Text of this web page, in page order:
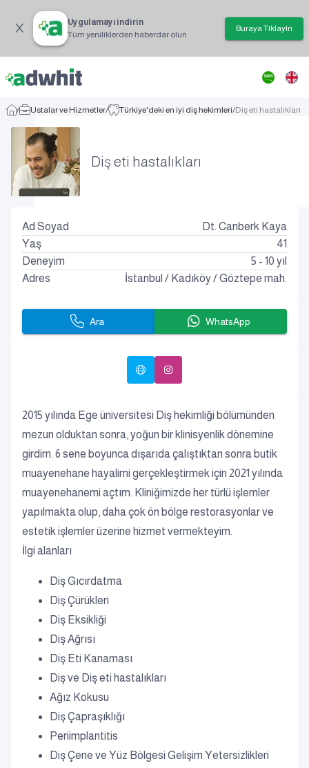
Uygulamayı indirin
Tüm yeniliklerden haberdar olun
Buraya Tıklayın
/ Ustalar ve Hizmetler/ Türkiye'deki en iyi diş hekimleri/Diş eti hastalıkları
Diş eti hastalıkları
2015 yılında Ege üniversitesi Diş hekimliği bölümünden
mezun olduktan sonra, yoğun bir klinisyenlik dönemine
girdim. 6 sene boyunca dışarıda çalıştıktan sonra butik
muayenehane hayalimi gerçekleştirmek için 2021 yılında
muayenehanemi açtım. Kliniğimizde her türlü işlemler
yapılmakta olup, daha çok ön bölge restorasyonlar ve
estetik işlemler üzerine hizmet vermekteyim.
İlgi alanları
Diş Gıcırdatma
Diş Çürükleri
Diş Eksikliği
Diş Ağrısı
Diş Eti Kanaması
Diş ve Diş eti hastalıkları
Ağız Kokusu
Diş Çapraşıklığı
Periimplantitis
Diş Çene ve Yüz Bölgesi Gelişim Yetersizlikleri
Ad Soyad
Dt. Canberk Kaya
Yaş
41
Deneyim
5 - 10 yıl
Adres
İstanbul / Kadıköy/Göztepe mah.
Ara WhatsApp